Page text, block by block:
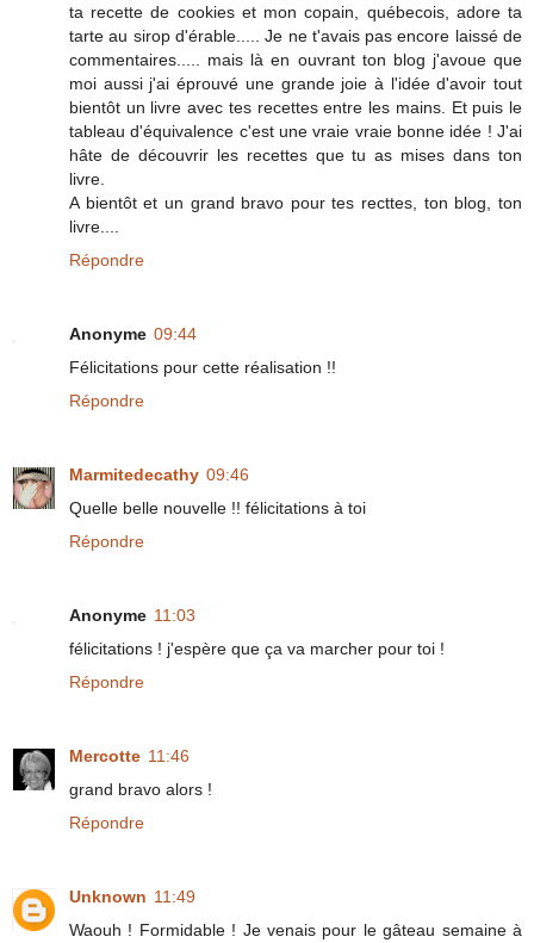
ta recette de cookies et mon copain, québecois, adore ta
tarte au sirop d'érable..... Je ne t'avais pas encore laissé de
commentaires..... mais là en ouvrant ton blog j'avoue que
moi aussi j'ai éprouvé une grande joie à l'idée d'avoir tout
bientôt un livre avec tes recettes entre les mains. Et puis le
tableau d'équivalence c'est une vraie vraie bonne idée ! J'ai
hâte de découvrir les recettes que tu as mises dans ton
livre.
A bientôt et un grand bravo pour tes recttes, ton blog, ton
livre....
Répondre
Anonyme 09:44
Félicitations pour cette réalisation !!
Répondre
Marmitedecathy 09:46
Quelle belle nouvelle !! félicitations à toi
Répondre
Anonyme 11:03
félicitations ! j'espère que ça va marcher pour toi !
Répondre
Mercotte 11:46
grand bravo alors !
Répondre
Unknown 11:49
Waouh ! Formidable ! Je venais pour le gâteau semaine à